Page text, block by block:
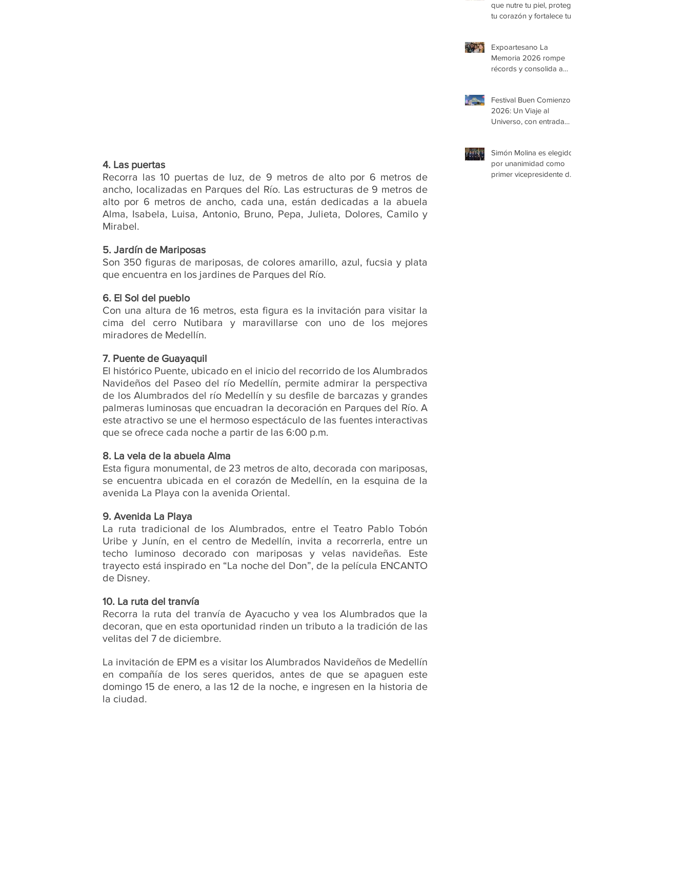
4. Las puertas
Recorra las 10 puertas de luz, de 9 metros de alto por 6 metros de
ancho, localizadas en Parques del Río. Las estructuras de 9 metros de
alto por 6 metros de ancho, cada una, están dedicadas a la abuela
Alma, Isabela, Luisa, Antonio, Bruno, Pepa, Julieta, Dolores, Camilo y
Mirabel.
5. Jardín de Mariposas
Son 350 figuras de mariposas, de colores amarillo, azul, fucsia y plata
que encuentra en los jardines de Parques del Río.
6. El Sol del pueblo
Con una altura de 16 metros, esta figura es la invitación para visitar la
cima del cerro Nutibara y maravillarse con uno de los mejores
miradores de Medellín.
7. Puente de Guayaquil
El histórico Puente, ubicado en el inicio del recorrido de los Alumbrados
Navideños del Paseo del río Medellín, permite admirar la perspectiva
de los Alumbrados del río Medellín y su desfile de barcazas y grandes
palmeras luminosas que encuadran la decoración en Parques del Río. A
este atractivo se une el hermoso espectáculo de las fuentes interactivas
que se ofrece cada noche a partir de las 6:00 p.m.
8. La vela de la abuela Alma
Esta figura monumental, de 23 metros de alto, decorada con mariposas,
se encuentra ubicada en el corazón de Medellín, en la esquina de la
avenida La Playa con la avenida Oriental.
9. Avenida La Playa
La ruta tradicional de los Alumbrados, entre el Teatro Pablo Tobón
Uribe y Junín, en el centro de Medellín, invita a recorrerla, entre un
techo luminoso decorado con mariposas y velas navideñas. Este
trayecto está inspirado en “La noche del Don”, de la película ENCANTO
de Disney.
10. La ruta del tranvía
Recorra la ruta del tranvía de Ayacucho y vea los Alumbrados que la
decoran, que en esta oportunidad rinden un tributo a la tradición de las
velitas del 7 de diciembre.
La invitación de EPM es a visitar los Alumbrados Navideños de Medellín
en compañía de los seres queridos, antes de que se apaguen este
domingo 15 de enero, a las 12 de la noche, e ingresen en la historia de
la ciudad.
que nutre tu piel, protege
tu corazón y fortalece tu
Expoartesano La
Memoria 2026 rompe
récords y consolida a
Festival Buen Comienzo
2026: Un Viaje al
Universo, con entrada
Simón Molina es elegido
por unanimidad como
primer vicepresidente de